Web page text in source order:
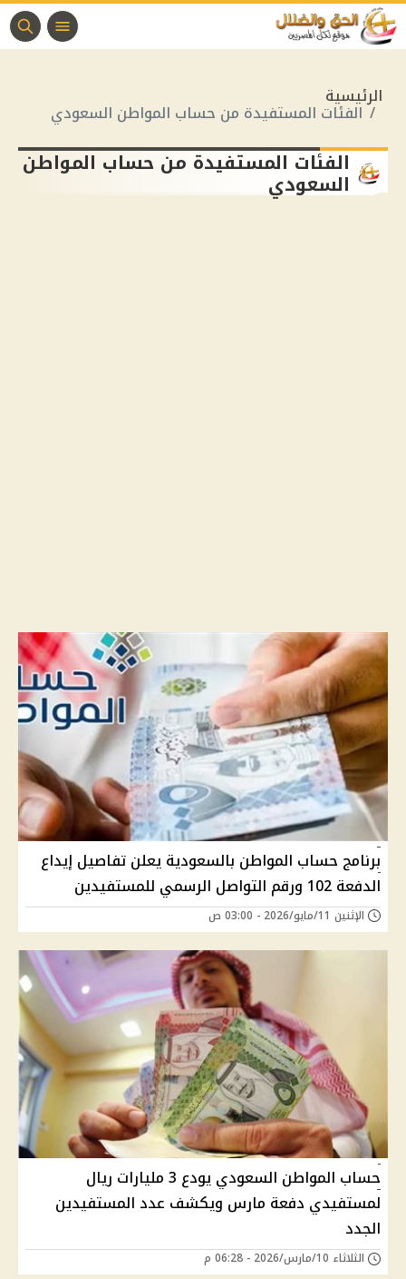
الرئيسية
الفئات المستفيدة من حساب المواطن السعودي
الفئات المستفيدة من حساب المواطن
السعودي
برنامج حساب المواطن بالسعودية يعلن تفاصيل إيداع
الدفعة 102 ورقم التواصل الرسمي للمستفيدين
الإثنين 11/مايو/2026 - 03:00 ص
حساب المواطن السعودي يودع 3 مليارات ريال
لمستفيدي دفعة مارس ويكشف عدد المستفيدين
الجدد
الثلاثاء 10/مارس/2026 - 06:28 م